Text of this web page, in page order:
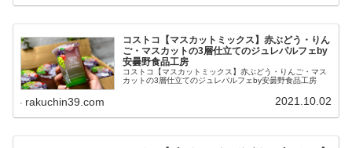
コストコ【マスカットミックス】赤ぶどう・りん
ご・マスカットの3層仕立てのジュレパルフェby
安曇野食品工房
コストコ【マスカットミックス】赤ぶどう・りんご・マス
カットの3層仕立てのジュレパルフェby安曇野食品工房
rakuchin39.com 2021.10.02